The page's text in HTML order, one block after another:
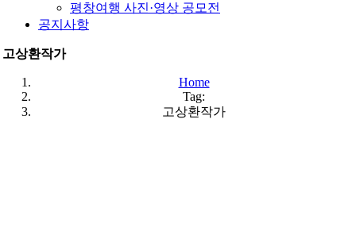
평창여행 사진·영상 공모전
공지사항
고상환작가
Home
Tag:
고상환작가